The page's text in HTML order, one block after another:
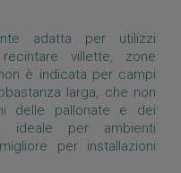
adatta per utilizzi
villette, zone
è indicata per campi
larga, che non
delle pallonate e dei
ideale per ambienti
per installazioni